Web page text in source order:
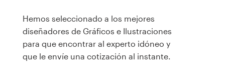
Hemos seleccionado a los mejores
diseñadores de Gráficos e Ilustraciones
para que encontrar al experto idóneo y
que le envíe una cotización al instante.
Centro de ayuda